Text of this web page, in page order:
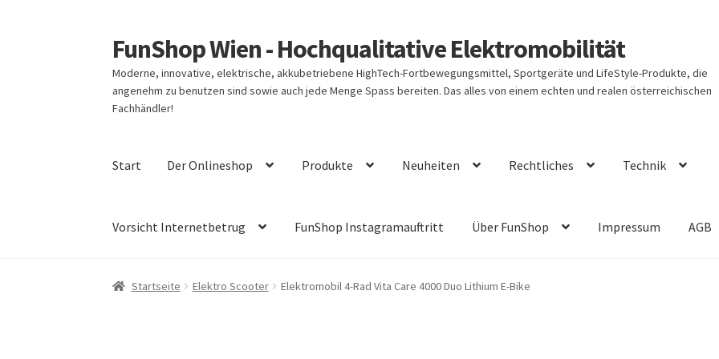
Zur
Navigation
springen
Zum
Inhalt
springen
FunShop Wien - Hochqualitative Elektromobilität
Moderne, innovative, elektrische, akkubetriebene HighTech-Fortbewegungsmittel, Sportgeräte und LifeStyle-Produkte, die
angenehm zu benutzen sind sowie auch jede Menge Spass bereiten. Das alles von einem echten und realen österreichischen
Fachhändler!
Start Der Onlineshop Produkte Neuheiten Rechtliches Technik
Vorsicht Internetbetrug FunShop Instagramauftritt Über FunShop Impressum AGB
Startseite Elektro Scooter Elektromobil 4-Rad Vita Care 4000 Duo Lithium E-Bike